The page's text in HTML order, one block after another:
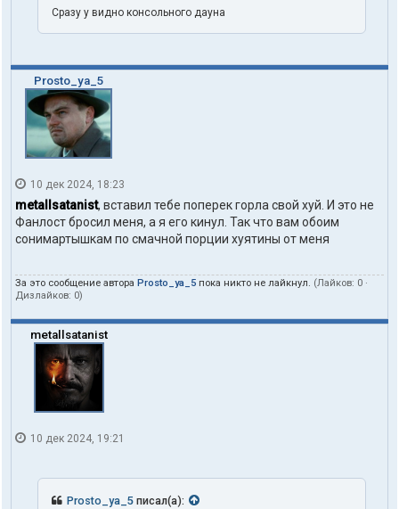
Сразу у видно консольного дауна
Prosto_ya_5
10 дек 2024, 18:23
metallsatanist, вставил тебе поперек горла свой хуй. И это не
Фанлост бросил меня, а я его кинул. Так что вам обоим
сонимартышкам по смачной порции хуятины от меня
За это сообщение автора Prosto_ya_5 пока никто не лайкнул. (Лайков: 0 ·
Дизлайков: 0)
metallsatanist
10 дек 2024, 19:21
Prosto_ya_5 писал(а):